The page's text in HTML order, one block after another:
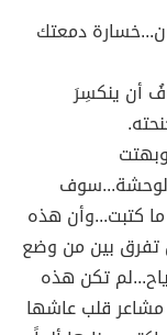
دمعتك
أن ينكسِرَ
كتبت...وأن هذه
تفرق بين من وضع
تكن هذه
مشاعر قلب عاشها